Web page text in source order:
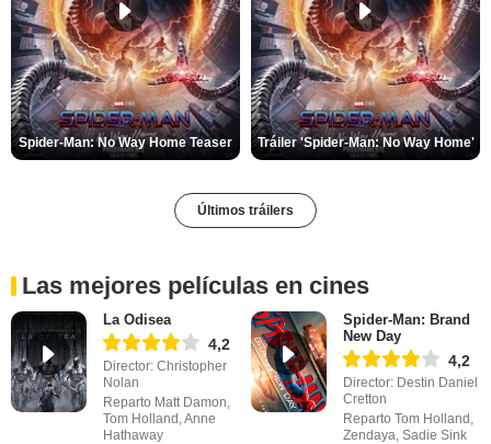
Spider-Man: No Way Home Teaser Tráiler 'Spider-Man: No Way Home'
Últimos tráilers
Las mejores películas en cines
La Odisea
4,2
Director: Christopher
Nolan
Reparto Matt Damon,
Tom Holland, Anne
Hathaway
Spider-Man: Brand
New Day
4,2
Director: Destin Daniel
Cretton
Reparto Tom Holland,
Zendaya, Sadie Sink